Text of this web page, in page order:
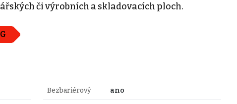
či výrobních a skladovacích ploch.
G
Bezbariérový ano